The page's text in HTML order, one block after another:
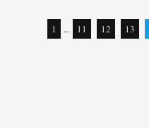
1 ... 11 12 13